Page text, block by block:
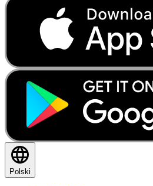
Polski